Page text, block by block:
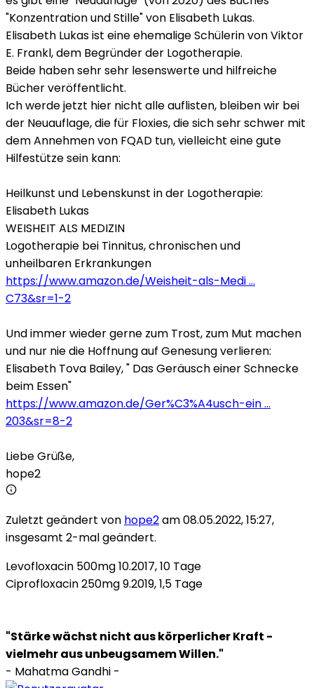
"Konzentration und Stille" von Elisabeth Lukas.
Elisabeth Lukas ist eine ehemalige Schülerin von Viktor
E. Frankl, dem Begründer der Logotherapie.
Beide haben sehr sehr lesenswerte und hilfreiche
Bücher veröffentlicht.
Ich werde jetzt hier nicht alle auflisten, bleiben wir bei
der Neuauflage, die für Floxies, die sich sehr schwer mit
dem Annehmen von FQAD tun, vielleicht eine gute
Hilfestütze sein kann:
Heilkunst und Lebenskunst in der Logotherapie:
Elisabeth Lukas
WEISHEIT ALS MEDIZIN
Logotherapie bei Tinnitus, chronischen und
unheilbaren Erkrankungen
https://www.amazon.de/Weisheit-als-Medi ...
C73&sr=1-2
Und immer wieder gerne zum Trost, zum Mut machen
und nur nie die Hoffnung auf Genesung verlieren:
Elisabeth Tova Bailey, " Das Geräusch einer Schnecke
beim Essen"
https://www.amazon.de/Ger%C3%A4usch-ein ...
203&sr=8-2
Liebe Grüße,
hope2
Zuletzt geändert von hope2am 08.05.2022, 15:27,
insgesamt 2-mal geändert.
Levofloxacin 500mg 10.2017, 10 Tage
Ciprofloxacin 250mg 9.2019, 1,5 Tage
"Stärke wächst nicht aus körperlicher Kraft -
vielmehr aus unbeugsamem Willen."
- Mahatma Gandhi -